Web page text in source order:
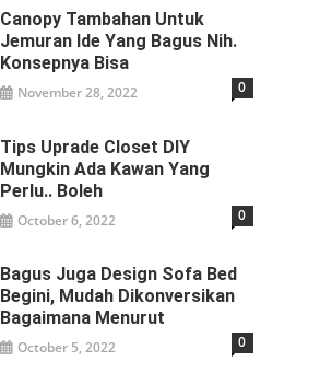
Canopy Tambahan Untuk
Jemuran Ide Yang Bagus Nih.
Konsepnya Bisa
November 28, 2022 0
Tips Uprade Closet DIY
Mungkin Ada Kawan Yang
Perlu.. Boleh
October 6, 2022 0
Bagus Juga Design Sofa Bed
Begini, Mudah Dikonversikan
Bagaimana Menurut
October 5, 2022 0